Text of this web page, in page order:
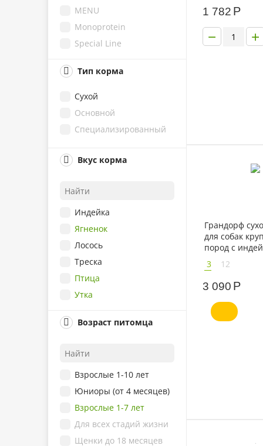
MENU
Monoprotein
Special Line
Superpremium
WOW Superpremium
Тип корма
Сухой
Основной
Специализированный
Вкус корма
Индейка
Ягненок
Лосось
Треска
Птица
Утка
Рыба
Кролик
Рис
Сельдь
Алоэ Вера
Брусника
Пшеница
Возраст питомца
Взрослые 1-10 лет
Юниоры (от 4 месяцев)
Взрослые 1-7 лет
Для всех стадий жизни
Щенки до 18 месяцев
1 782 Р
+
−
Грандорф
для собак
пород с
рисом
3 12
3 090 Р